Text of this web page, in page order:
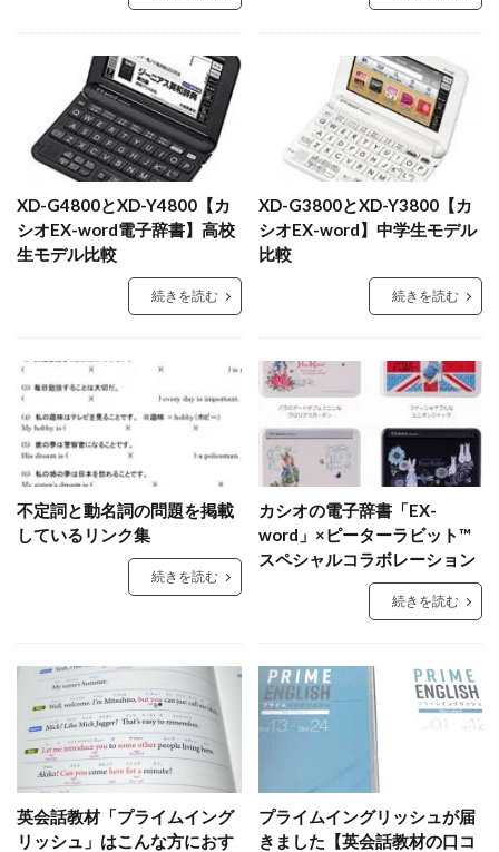
XD-G4800とXD-Y4800【カ
シオEX-word電子辞書】高校
生モデル比較
続きを読む
XD-G3800とXD-Y3800【カ
シオEX-word】中学生モデル
比較
続きを読む
不定詞と動名詞の問題を掲載
しているリンク集
続きを読む
カシオの電子辞書「EX-
word」×ピーターラビット™
スペシャルコラボレーション
続きを読む
英会話教材「プライムイング
リッシュ」はこんな方におす
プライムイングリッシュが届
きました【英会話教材の口コ